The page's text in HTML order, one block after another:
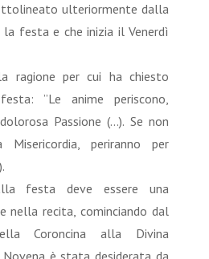
ulteriormente dalla
la festa e che inizia il Venerdì
ragione per cui ha chiesto
”Le anime periscono,
Passione (...). Se non
periranno per
festa deve essere una
nella recita, cominciando dal
Coroncina alla Divina